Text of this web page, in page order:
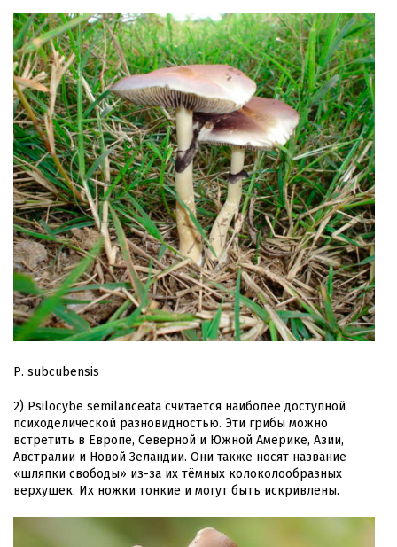
Р. subcubensis
2) Psilocybe semilanceata считается наиболее доступной
психоделической разновидностью. Эти грибы можно
встретить в Европе, Северной и Южной Америке, Азии,
Австралии и Новой Зеландии. Они также носят название
«шляпки свободы» из-за их тёмных колоколообразных
верхушек. Их ножки тонкие и могут быть искривлены.